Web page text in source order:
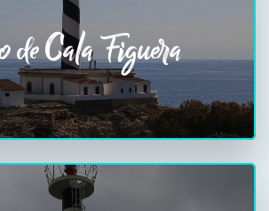
de Cala Figuera